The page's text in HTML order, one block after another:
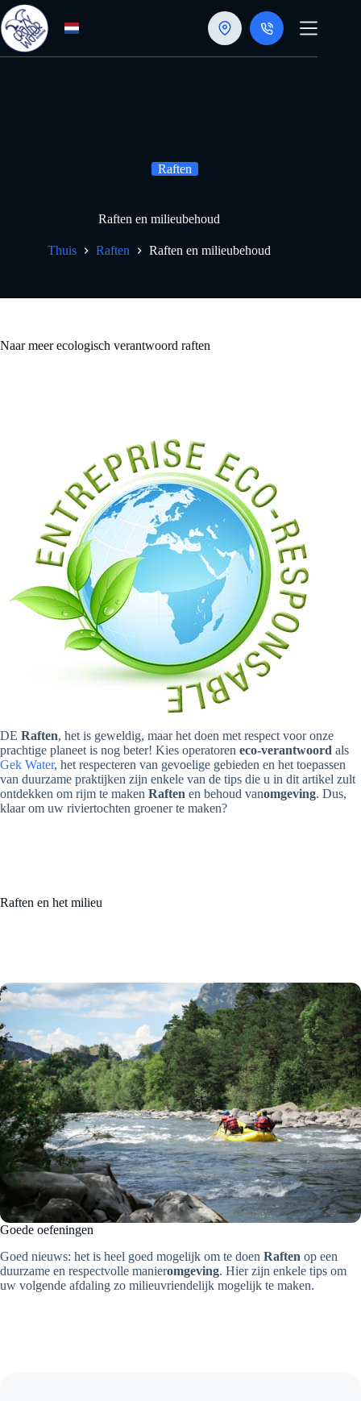
Doorgaan
naar
artikel
Raften
Raften en milieubehoud
Thuis Raften Raften en milieubehoud
Naar meer ecologisch verantwoord raften
DE Raften, het is geweldig, maar het doen met respect voor onze
prachtige planeet is nog beter! Kies operatoren eco-verantwoord als
Gek Water, het respecteren van gevoelige gebieden en het toepassen
van duurzame praktijken zijn enkele van de tips die u in dit artikel zult
ontdekken om rijm te maken Raften en behoud vanomgeving. Dus,
klaar om uw riviertochten groener te maken?
Raften en het milieu
Goede oefeningen
Goed nieuws: het is heel goed mogelijk om te doen Raften op een
duurzame en respectvolle manieromgeving. Hier zijn enkele tips om
uw volgende afdaling zo milieuvriendelijk mogelijk te maken.